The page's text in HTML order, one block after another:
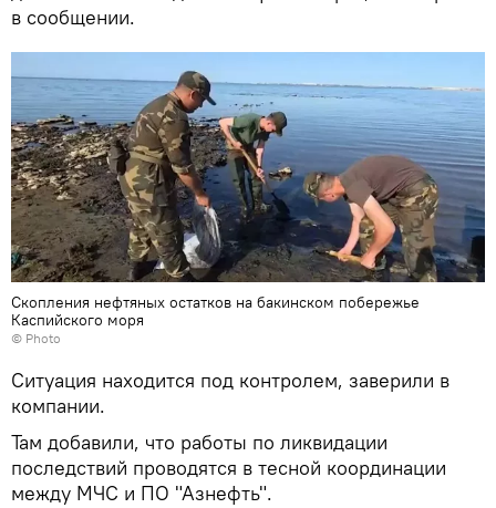
в сообщении.
Скопления нефтяных остатков на бакинском побережье
Каспийского моря
© Photo
Ситуация находится под контролем, заверили в
компании.
Там добавили, что работы по ликвидации
последствий проводятся в тесной координации
между МЧС и ПО "Азнефть".